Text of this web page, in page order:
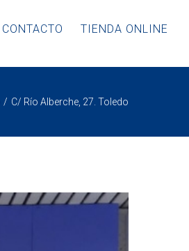
CONTACTO TIENDA ONLINE
C/ Río Alberche, 27. Toledo